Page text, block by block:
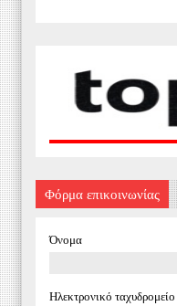
Φόρμα επικοινωνίας
Όνομα
Ηλεκτρονικό ταχυδρομείο